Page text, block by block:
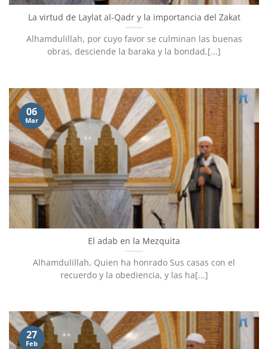
La virtud de Laylat al-Qadr y la importancia del Zakat
Alhamdulillah, por cuyo favor se culminan las buenas
obras, desciende la baraka y la bondad,[...]
El adab en la Mezquita
Alhamdulillah, Quien ha honrado Sus casas con el
recuerdo y la obediencia, y las ha[...]
06
Mar
27
Feb